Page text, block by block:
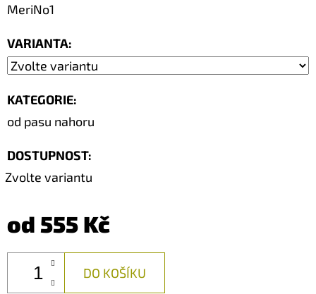
MeriNo1
VARIANTA:
KATEGORIE:
od pasu nahoru
DOSTUPNOST:
Zvolte variantu
od 555 Kč
DO KOŠÍKU